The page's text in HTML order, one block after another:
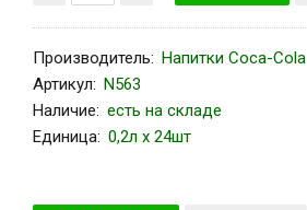
Производитель: Напитки Coca-Сola
Артикул: N563
Наличие: есть на складе
Единица: 0,2л х 24шт